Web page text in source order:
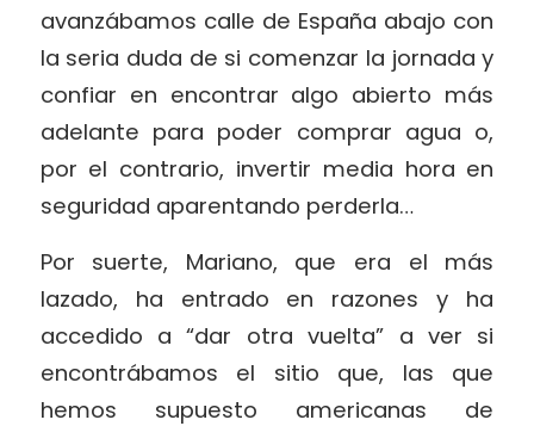
avanzábamos calle de España abajo con
la seria duda de si comenzar la jornada y
confiar en encontrar algo abierto más
adelante para poder comprar agua o,
por el contrario, invertir media hora en
seguridad aparentando perderla…
Por suerte, Mariano, que era el más
lazado, ha entrado en razones y ha
accedido a “dar otra vuelta” a ver si
encontrábamos el sitio que, las que
hemos supuesto americanas de